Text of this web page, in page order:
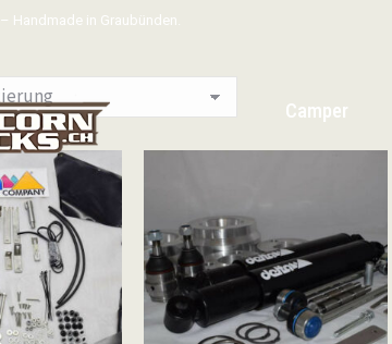
– Handmade in Graubünden.
Camper